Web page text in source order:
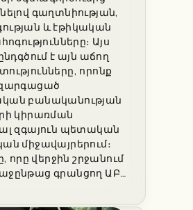
գաղտնիության,
և էթիկական
Այս
է այն աճող
որոնք
բանականության
կիրառման
զգայուն պետական
միջավայրերում։
որը վերջին շրջանում
գրանցող ԱԲ…